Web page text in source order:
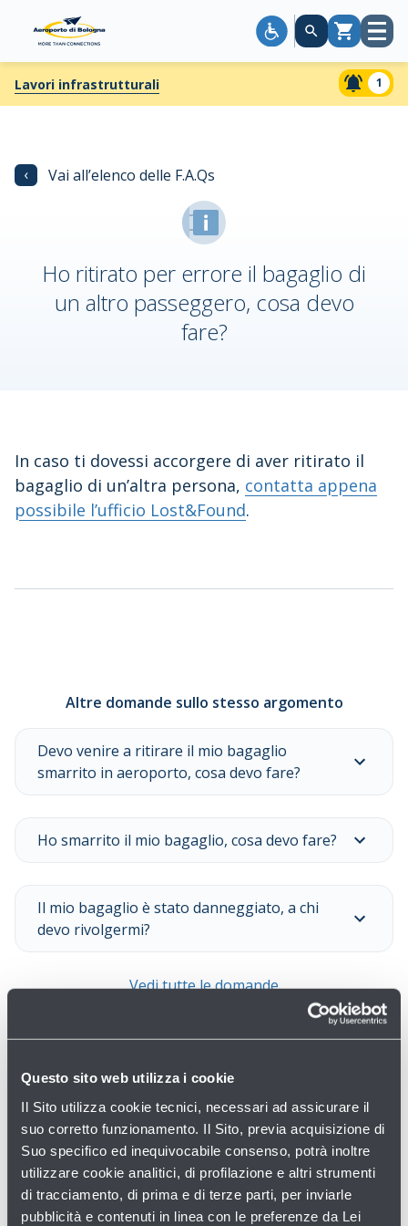
Questo sito web utilizza i cookie
Il Sito utilizza cookie tecnici, necessari ad assicurare il
suo corretto funzionamento. Il Sito, previa acquisizione di
Suo specifico ed inequivocabile consenso, potrà inoltre
utilizzare cookie analitici, di profilazione e altri strumenti
di tracciamento, di prima e di terze parti, per inviarle
pubblicità e contenuti in linea con le preferenze da Lei
CarrelloApri
Lavori infrastrutturali 1
‹ Vai all’elenco delle F.A.Qs
Ho ritirato per errore il bagaglio di
un altro passeggero, cosa devo
fare?
In caso ti dovessi accorgere di aver ritirato il
bagaglio di un’altra persona, contatta appena
possibile l’ufficio Lost&Found.
Altre domande sullo stesso argomento
Devo venire a ritirare il mio bagaglio
smarrito in aeroporto, cosa devo fare?
Ho smarrito il mio bagaglio, cosa devo fare?
Il mio bagaglio è stato danneggiato, a chi
devo rivolgermi?
Vedi tutte le domande
Non hai trovato quello che cercavi?